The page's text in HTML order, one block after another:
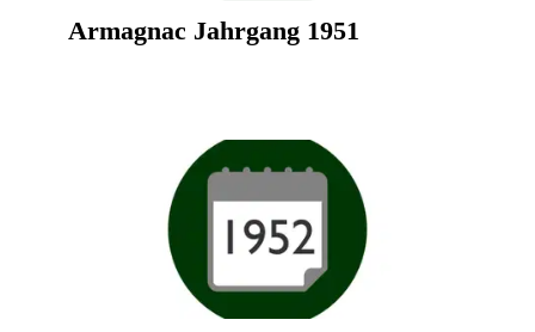
Armagnac Jahrgang 1951